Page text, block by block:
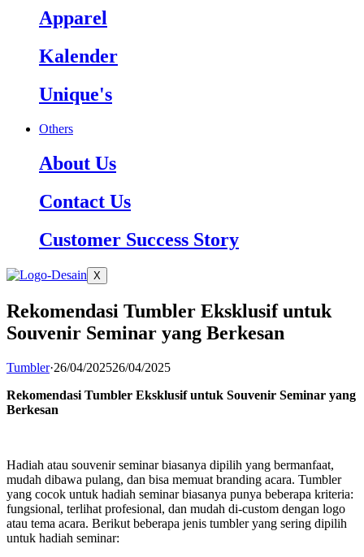
Apparel
Kalender
Unique's
Others
About Us
Contact Us
Customer Success Story
X
Rekomendasi Tumbler Eksklusif untuk
Souvenir Seminar yang Berkesan
Tumbler·26/04/202526/04/2025
Rekomendasi Tumbler Eksklusif untuk Souvenir Seminar yang
Berkesan
Hadiah atau souvenir seminar biasanya dipilih yang bermanfaat,
mudah dibawa pulang, dan bisa memuat branding acara. Tumbler
yang cocok untuk hadiah seminar biasanya punya beberapa kriteria:
fungsional, terlihat profesional, dan mudah di-custom dengan logo
atau tema acara. Berikut beberapa jenis tumbler yang sering dipilih
untuk hadiah seminar: